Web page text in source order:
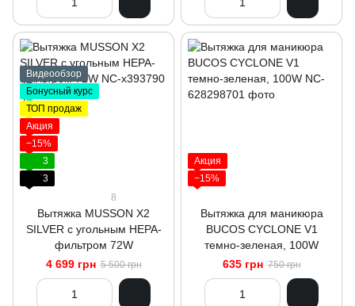
Видеообзор
Бонусный курс
ТОП продаж
Акция
−15%
3
3
8
Вытяжка MUSSON X2
SILVER с угольным НЕРА-
фильтром 72W
4 699 грн 5 500 грн
Акция
−15%
Вытяжка для маникюра
BUCOS CYCLONE V1
темно-зеленая, 100W
635 грн 750 грн